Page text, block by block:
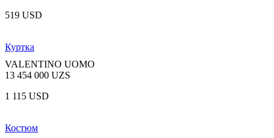
519 USD
Куртка
VALENTINO UOMO
13 454 000 UZS
1 115 USD
Костюм